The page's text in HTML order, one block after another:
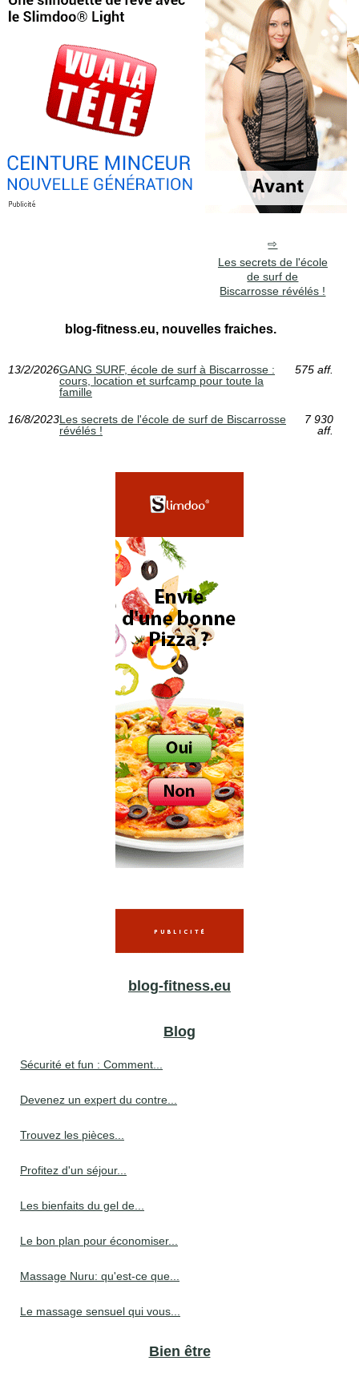
Les secrets de l'école
de surf de
Biscarrosse révélés !
blog-fitness.eu, nouvelles fraiches.
13/2/2026GANG SURF, école de surf à Biscarrosse :
cours, location et surfcamp pour toute la
famille
575 aff.
16/8/2023Les secrets de l'école de surf de Biscarrosse
révélés !
7 930
aff.
blog-fitness.eu
Blog
Sécurité et fun : Comment...
Devenez un expert du contre...
Trouvez les pièces...
Profitez d'un séjour...
Les bienfaits du gel de...
Le bon plan pour économiser...
Massage Nuru: qu'est-ce que...
Le massage sensuel qui vous...
Bien être